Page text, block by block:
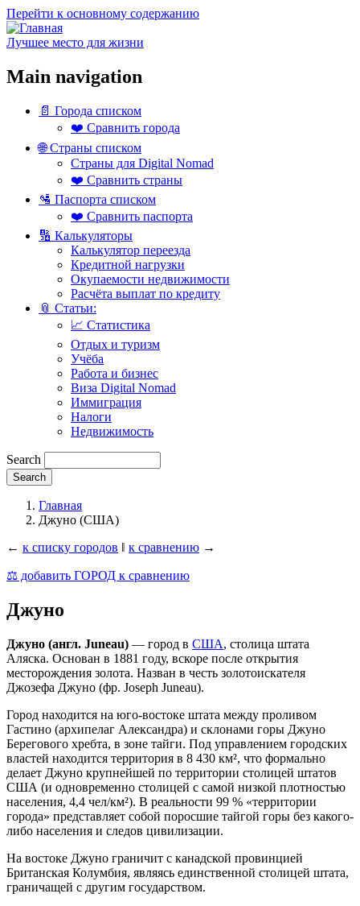
Перейти к основному содержанию
Лучшее место для жизни
Main navigation
📄 Города списком
❤️ Сравнить города
🌐 Страны списком
Страны для Digital Nomad
❤️ Сравнить страны
🛂 Паспорта списком
❤️ Сравнить паспорта
🔢 Калькуляторы
Калькулятор переезда
Кредитной нагрузки
Окупаемости недвижимости
Расчёта выплат по кредиту
📎 Статьи:
📈 Статистика
Отдых и туризм
Учёба
Работа и бизнес
Виза Digital Nomad
Иммиграция
Налоги
Недвижимость
Search
Главная
Джуно (США)
← к списку городов ‖ к сравнению →
⚖️ добавить ГОРОД к сравнению
Джуно
Джуно (англ. Juneau) — город в США, столица штата
Аляска. Основан в 1881 году, вскоре после открытия
месторождения золота. Назван в честь золотоискателя
Джозефа Джуно (фр. Joseph Juneau).
Город находится на юго-востоке штата между проливом
Гастино (архипелаг Александра) и склонами горы Джуно
Берегового хребта, в зоне тайги. Под управлением городских
властей находится территория в 8 430 км², что формально
делает Джуно крупнейшей по территории столицей штатов
США (и одновременно столицей с самой низкой плотностью
населения, 4,4 чел/км²). В реальности 99 % «территории
города» представляет собой поросшие тайгой горы без какого-
либо населения и следов цивилизации.
На востоке Джуно граничит с канадской провинцией
Британская Колумбия, являясь единственной столицей штата,
граничащей с другим государством.